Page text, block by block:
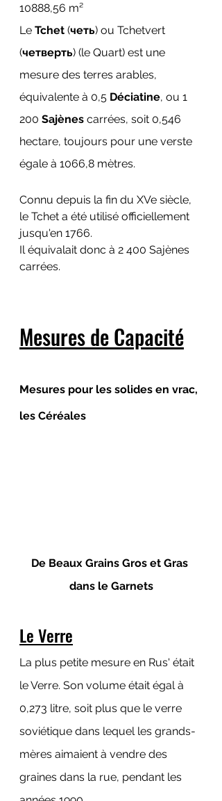
10888,56 m²
Le Tchet (четь) ou Tchetvert
(четверть) (le Quart) est une
mesure des terres arables,
équivalente à 0,5 Déciatine, ou 1
200 Sajènes carrées, soit 0,546
hectare, toujours pour une verste
égale à 1066,8 mètres.
Connu depuis la fin du XVe siècle,
le Tchet a été utilisé officiellement
jusqu'en 1766.
Il équivalait donc à 2 400 Sajènes
carrées.
Mesures de Capacité
Mesures pour les solides en vrac,
les Céréales
De Beaux Grains Gros et Gras
dans le Garnets
Le Verre
La plus petite mesure en Rus' était
le Verre. Son volume était égal à
0,273 litre, soit plus que le verre
soviétique dans lequel les grands-
mères aimaient à vendre des
graines dans la rue, pendant les